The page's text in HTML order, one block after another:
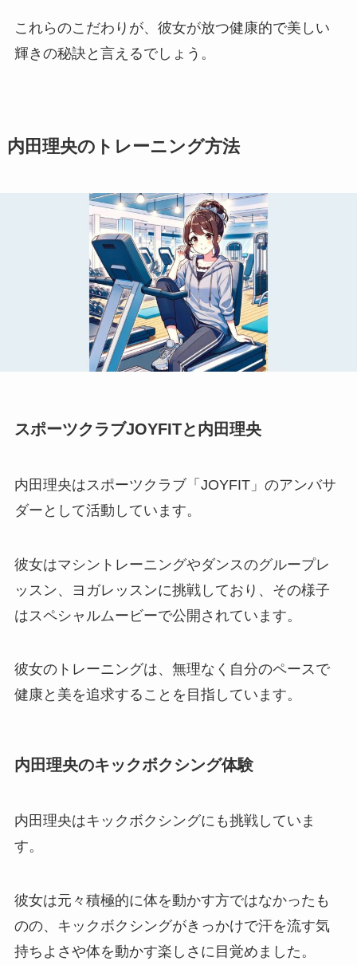
これらのこだわりが、彼女が放つ健康的で美しい
輝きの秘訣と言えるでしょう。
内田理央のトレーニング方法
スポーツクラブJOYFITと内田理央
内田理央はスポーツクラブ「JOYFIT」のアンバサ
ダーとして活動しています。
彼女はマシントレーニングやダンスのグループレ
ッスン、ヨガレッスンに挑戦しており、その様子
はスペシャルムービーで公開されています。
彼女のトレーニングは、無理なく自分のペースで
健康と美を追求することを目指しています。
内田理央のキックボクシング体験
内田理央はキックボクシングにも挑戦していま
す。
彼女は元々積極的に体を動かす方ではなかったも
のの、キックボクシングがきっかけで汗を流す気
持ちよさや体を動かす楽しさに目覚めました。